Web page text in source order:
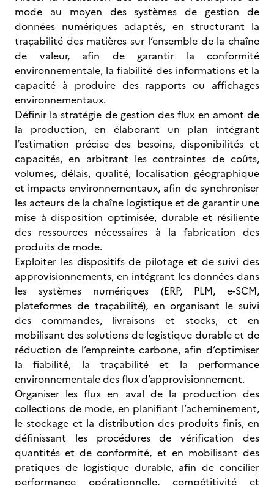
mode au moyen des systèmes de gestion de
données numériques adaptés, en structurant la
traçabilité des matières sur l’ensemble de la chaîne
de valeur, afin de garantir la conformité
environnementale, la fiabilité des informations et la
capacité à produire des rapports ou affichages
environnementaux.
Définir la stratégie de gestion des flux en amont de
la production, en élaborant un plan intégrant
l’estimation précise des besoins, disponibilités et
capacités, en arbitrant les contraintes de coûts,
volumes, délais, qualité, localisation géographique
et impacts environnementaux, afin de synchroniser
les acteurs de la chaîne logistique et de garantir une
mise à disposition optimisée, durable et résiliente
des ressources nécessaires à la fabrication des
produits de mode.
Exploiter les dispositifs de pilotage et de suivi des
approvisionnements, en intégrant les données dans
les systèmes numériques (ERP, PLM, e-SCM,
plateformes de traçabilité), en organisant le suivi
des commandes, livraisons et stocks, et en
mobilisant des solutions de logistique durable et de
réduction de l’empreinte carbone, afin d’optimiser
la fiabilité, la traçabilité et la performance
environnementale des flux d’approvisionnement.
Organiser les flux en aval de la production des
collections de mode, en planifiant l’acheminement,
le stockage et la distribution des produits finis, en
définissant les procédures de vérification des
quantités et de conformité, et en mobilisant des
pratiques de logistique durable, afin de concilier
performance opérationnelle, compétitivité et